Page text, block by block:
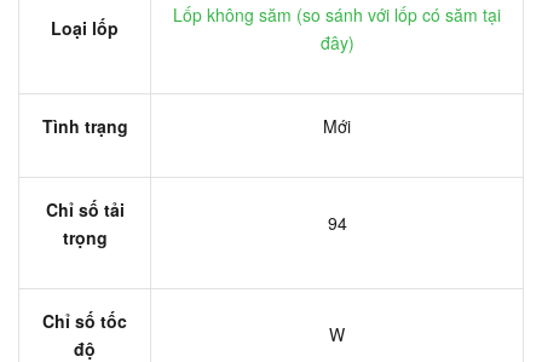
Loại lốp
Lốp không săm (so sánh với lốp có săm tại
đây)
Tình trạng Mới
Chỉ số tải
trọng
94
Chỉ số tốc
độ
W